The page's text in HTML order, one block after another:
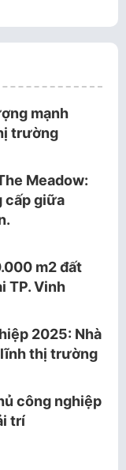
mạnh
trường
Meadow:
cấp giữa
m2 đất
TP. Vinh
2025: Nhà
thị trường
công nghiệp
trí